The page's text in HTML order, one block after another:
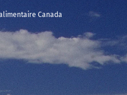
Canada